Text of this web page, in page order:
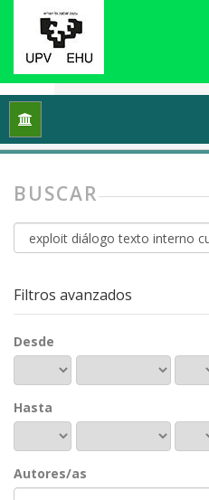
Inicio
BUSCAR
Buscar
artículos
Filtros avanzados
Desde
Hasta
Autores/as